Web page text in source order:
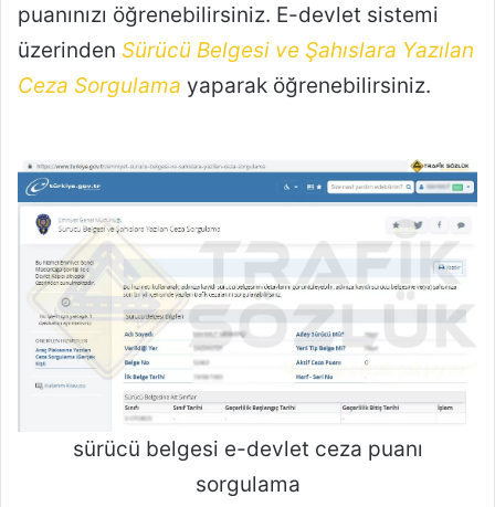
puanınızı öğrenebilirsiniz. E-devlet sistemi
üzerinden Sürücü Belgesi ve Şahıslara Yazılan
Ceza Sorgulama yaparak öğrenebilirsiniz.
sürücü belgesi e-devlet ceza puanı
sorgulama